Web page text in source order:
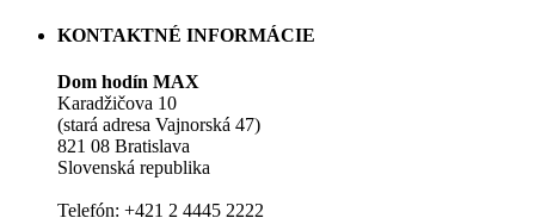
KONTAKTNÉ INFORMÁCIE
Dom hodín MAX
Karadžičova 10
(stará adresa Vajnorská 47)
821 08 Bratislava
Slovenská republika
Telefón: +421 2 4445 2222